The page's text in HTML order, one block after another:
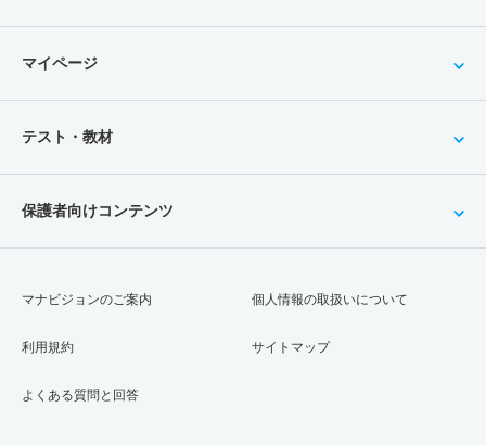
マイページ
テスト・教材
保護者向けコンテンツ
マナビジョンのご案内
利用規約
よくある質問と回答
個人情報の取扱いについて
サイトマップ